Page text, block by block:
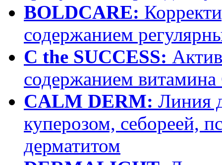
BOLDCARE:
содержанием
C the SUCCESS:
содержанием
CALM DERM: Линия
куперозом, себореей,
дерматитом